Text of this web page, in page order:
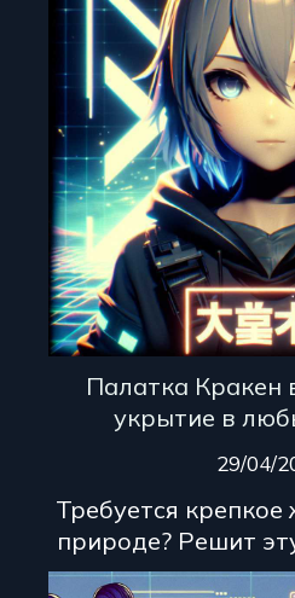
Палатка Кракен
укрытие в
29/04/
Требуется
природе? Решит